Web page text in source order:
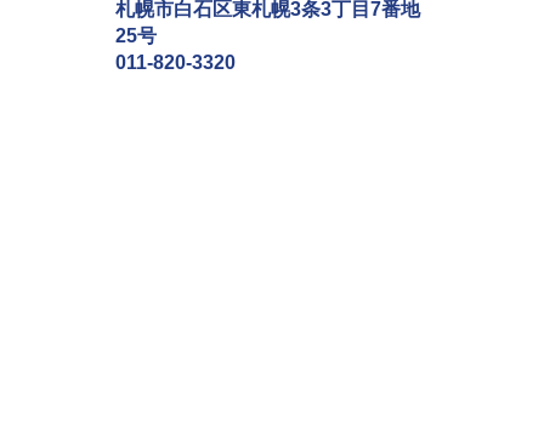
札幌市白石区東札幌3条3丁目7番地
25号
011-820-3320